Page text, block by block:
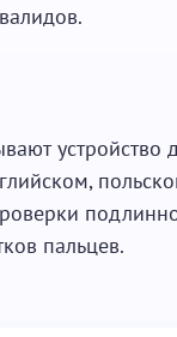
устройство
пальцев.